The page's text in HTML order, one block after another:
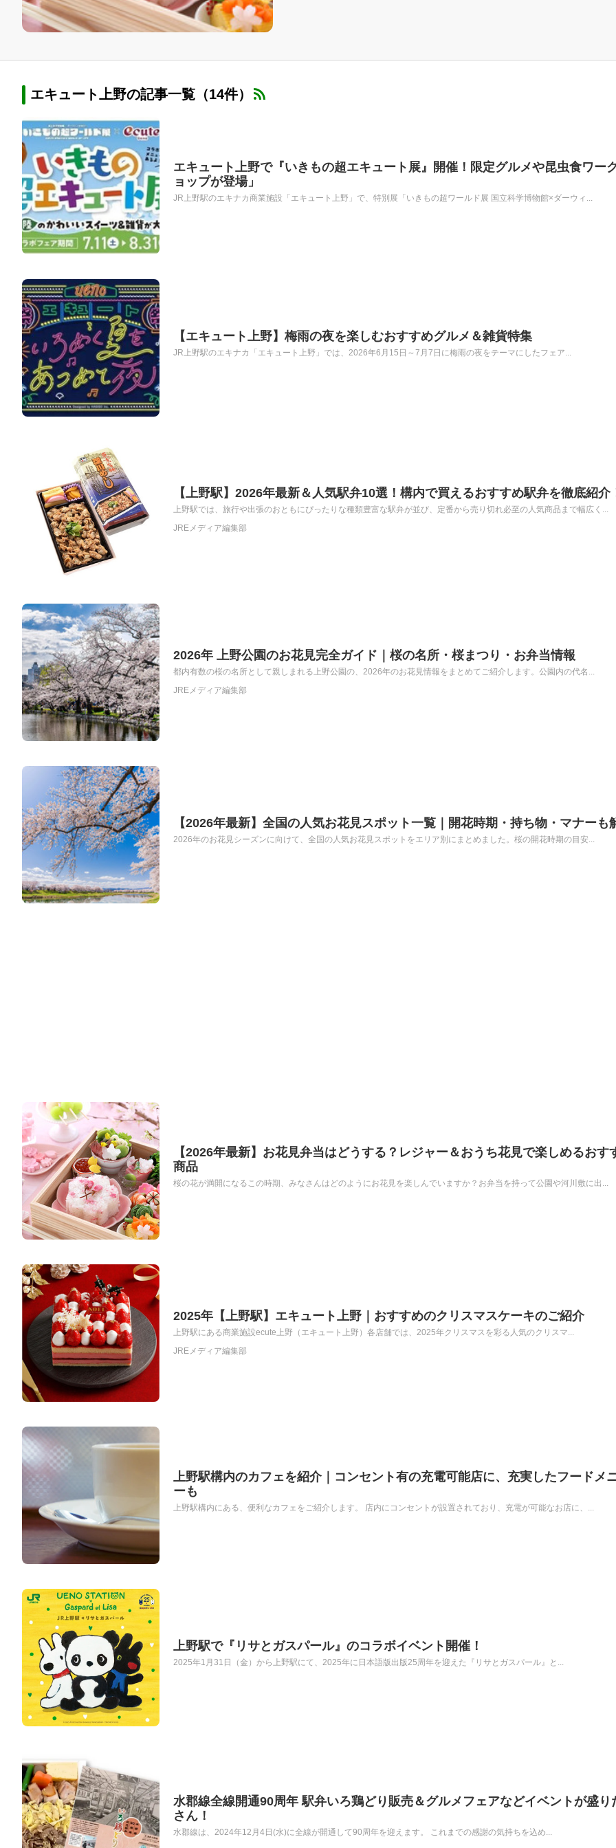
エキュート上野の記事一覧（14件）
エキュート上野で『いきもの超エキュート展』開催！限定グルメや昆虫食ワー
ョップが登場」
JR上野駅のエキナカ商業施設「エキュート上野」で、特別展「いきもの超ワールド展 国立科学博物館×ダーウィ...
【エキュート上野】梅雨の夜を楽しむおすすめグルメ＆雑貨特集
JR上野駅のエキナカ「エキュート上野」では、2026年6月15日～7月7日に梅雨の夜をテーマにしたフェア...
【上野駅】2026年最新＆人気駅弁10選！構内で買えるおすすめ駅弁を徹底紹介
上野駅では、旅行や出張のおともにぴったりな種類豊富な駅弁が並び、定番から売り切れ必至の人気商品まで幅広く...
JREメディア編集部
2026年 上野公園のお花見完全ガイド｜桜の名所・桜まつり・お弁当情報
都内有数の桜の名所として親しまれる上野公園の、2026年のお花見情報をまとめてご紹介します。公園内の代名...
JREメディア編集部
【2026年最新】全国の人気お花見スポット一覧｜開花時期・持ち物・マナーも
2026年のお花見シーズンに向けて、全国の人気お花見スポットをエリア別にまとめました。桜の開花時期の目安...
【2026年最新】お花見弁当はどうする？レジャー＆おうち花見で楽しめるおす
商品
桜の花が満開になるこの時期、みなさんはどのようにお花見を楽しんでいますか？お弁当を持って公園や河川敷に出...
2025年【上野駅】エキュート上野｜おすすめのクリスマスケーキのご紹介
上野駅にある商業施設ecute上野（エキュート上野）各店舗では、2025年クリスマスを彩る人気のクリスマ...
JREメディア編集部
上野駅構内のカフェを紹介｜コンセント有の充電可能店に、充実したフードメ
ーも
上野駅構内にある、便利なカフェをご紹介します。 店内にコンセントが設置されており、充電が可能なお店に、...
上野駅で『リサとガスパール』のコラボイベント開催！
2025年1月31日（金）から上野駅にて、2025年に日本語版出版25周年を迎えた『リサとガスパール』と...
水郡線全線開通90周年 駅弁いろ鶏どり販売＆グルメフェアなどイベントが盛り
さん！
水郡線は、2024年12月4日(水)に全線が開通して90周年を迎えます。 これまでの感謝の気持ちを込め...